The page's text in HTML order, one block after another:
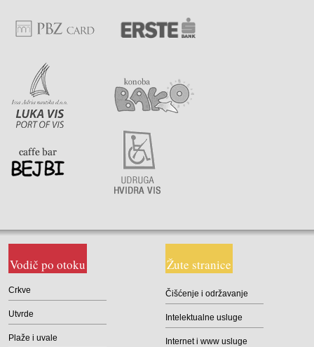
Vodič po otoku
Crkve
Utvrde
Plaže i uvale
Žute stranice
Čišćenje i održavanje
Intelektualne usluge
Internet i www usluge